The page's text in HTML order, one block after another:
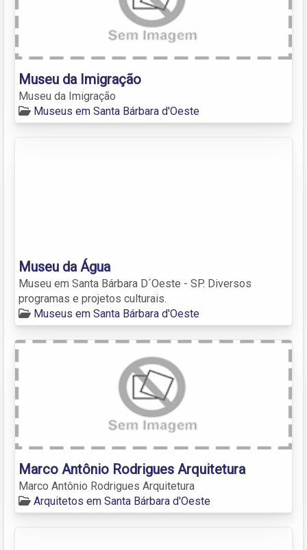
Museu da Imigração
Museu da Imigração
Museus em Santa Bárbara d'Oeste
Museu da Água
Museu em Santa Bárbara D´Oeste - SP. Diversos
programas e projetos culturais.
Museus em Santa Bárbara d'Oeste
Marco Antônio Rodrigues Arquitetura
Marco Antônio Rodrigues Arquitetura
Arquitetos em Santa Bárbara d'Oeste